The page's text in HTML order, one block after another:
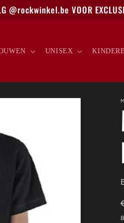
@rockwinkel.be VOOR
UNISEX